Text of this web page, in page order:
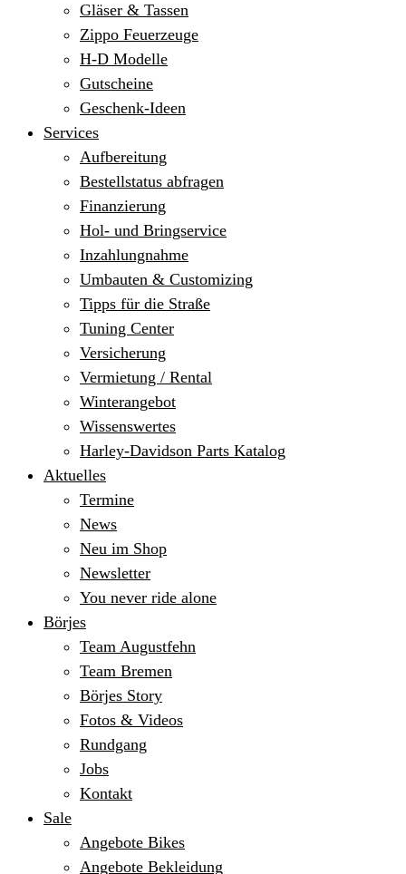
Gläser & Tassen
Zippo Feuerzeuge
H-D Modelle
Gutscheine
Geschenk-Ideen
Services
Aufbereitung
Bestellstatus abfragen
Finanzierung
Hol- und Bringservice
Inzahlungnahme
Umbauten & Customizing
Tipps für die Straße
Tuning Center
Versicherung
Vermietung / Rental
Winterangebot
Wissenswertes
Harley-Davidson Parts Katalog
Aktuelles
Termine
News
Neu im Shop
Newsletter
You never ride alone
Börjes
Team Augustfehn
Team Bremen
Börjes Story
Fotos & Videos
Rundgang
Jobs
Kontakt
Sale
Angebote Bikes
Angebote Bekleidung